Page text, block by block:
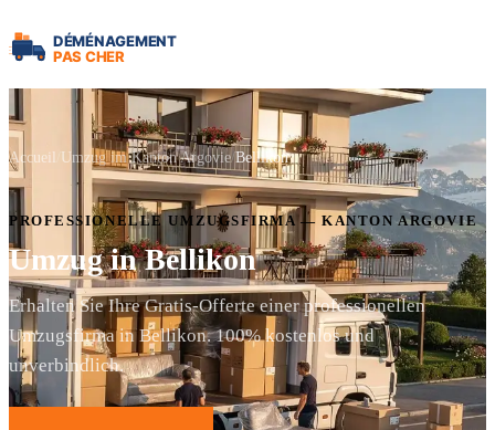
Accueil Umzug im Kanton Argovie Bellikon
PROFESSIONELLE UMZUGSFIRMA — KANTON ARGOVIE
Umzug in Bellikon
Erhalten Sie Ihre Gratis-Offerte einer professionellen
Umzugsfirma in Bellikon. 100% kostenlos und
unverbindlich.